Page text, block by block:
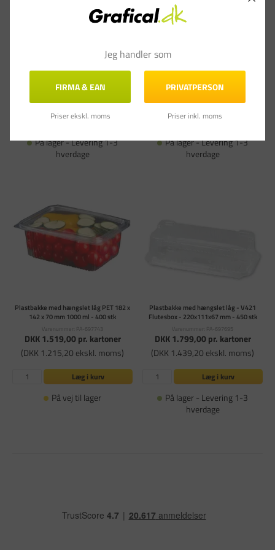
Plastbakke med hængslet låg oval A-PET
750 ml V00513P - 300 stk.
Varenummer: PA-697744
DKK 919,00pr. kartoner
Læg i kurv
På lager - Levering 1-3
hverdage
Plastbakke med hængslet låg v494 135 x
Varenummer: PA-697721
DKK 1.609,00pr. kartoner
Læg i kurv
På lager - Levering 1-3
hverdage
Plastbakke med hængslet låg PET 182 x
142 x 70 mm 1000 ml - 400 stk
Varenummer: PA-697743
DKK 1.519,00pr. kartoner
(DKK 1.215,20 ekskl. moms)
Læg i kurv
På vej til lager
Plastbakke med hængslet låg - V421
Flutesbox - 220x111x67 mm - 450 stk
Varenummer: PA-697695
DKK 1.799,00pr. kartoner
(DKK 1.439,20 ekskl. moms)
Læg i kurv
På lager - Levering 1-3
hverdage
Jeg handler som
FIRMA & EAN
Priser ekskl. moms
PRIVATPERSON
Priser inkl. moms